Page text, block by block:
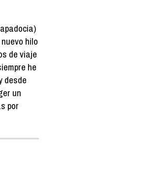
hilo
de viaje
he
desde
un
por